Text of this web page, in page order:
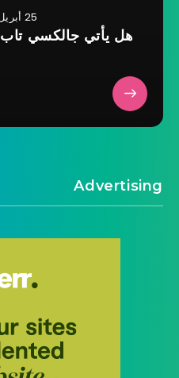
25 أبريل، 2022
هل يأتي جالكسي تاب S8 مع قلم S Pen؟
Advertising